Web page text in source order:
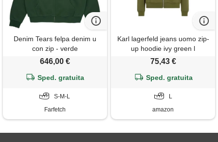
Denim Tears felpa denim u
con zip - verde
646,00 €
Sped. gratuita
S-M-L
Farfetch
Karl lagerfeld jeans uomo zip-
up hoodie ivy green l
75,43 €
Sped. gratuita
L
amazon